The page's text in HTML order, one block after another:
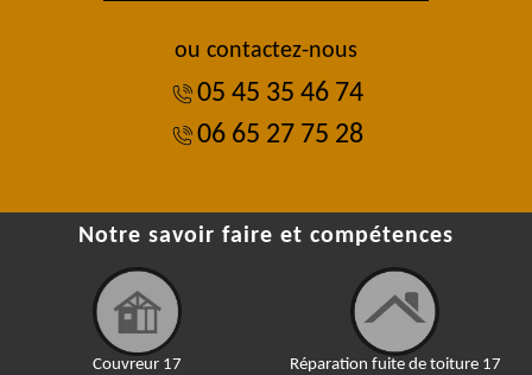
ou contactez-nous
05 45 35 46 74
06 65 27 75 28
Notre savoir faire et compétences
Couvreur 17 Réparation fuite de toiture 17